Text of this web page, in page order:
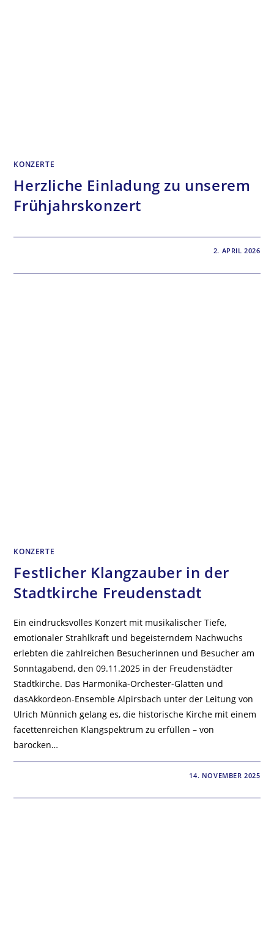
KONZERTE
Herzliche Einladung zu unserem
Frühjahrskonzert
2. APRIL 2026
KONZERTE
Festlicher Klangzauber in der
Stadtkirche Freudenstadt
Ein eindrucksvolles Konzert mit musikalischer Tiefe,
emotionaler Strahlkraft und begeisterndem Nachwuchs
erlebten die zahlreichen Besucherinnen und Besucher am
Sonntagabend, den 09.11.2025 in der Freudenstädter
Stadtkirche. Das Harmonika-Orchester-Glatten und
dasAkkordeon-Ensemble Alpirsbach unter der Leitung von
Ulrich Münnich gelang es, die historische Kirche mit einem
facettenreichen Klangspektrum zu erfüllen – von
barocken…
14. NOVEMBER 2025